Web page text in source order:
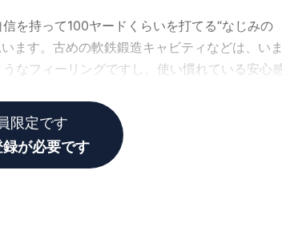
を持って100ヤードくらいを打てる“なじみの
ます。古めの軟鉄鍛造キャビティなどは、い
なフィーリングですし、使い慣れている安心
限定です
が必要です